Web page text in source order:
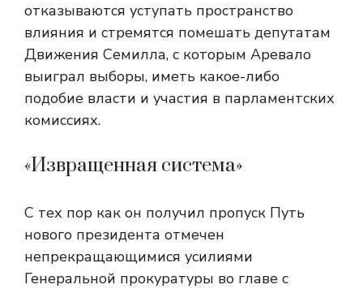
отказываются уступать пространство
влияния и стремятся помешать депутатам
Движения Семилла, с которым Аревало
выиграл выборы, иметь какое-либо
подобие власти и участия в парламентских
комиссиях.
«Извращенная система»
С тех пор как он получил пропуск Путь
нового президента отмечен
непрекращающимися усилиями
Генеральной прокуратуры во главе с